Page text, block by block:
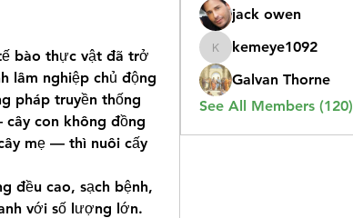
bào thực vật đã trở
lâm nghiệp chủ động
pháp truyền thống
con không đồng
mẹ — thì nuôi cấy
đều cao, sạch bệnh,
với số lượng lớn.
jack owen
kemeye1092
kemeye1092
Galvan Thorne
See All Members (120)